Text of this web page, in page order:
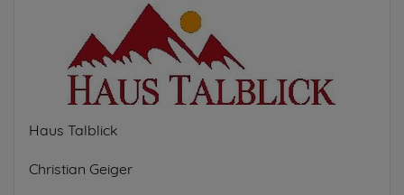
Haus Talblick
Christian Geiger